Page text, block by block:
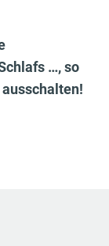
…, so